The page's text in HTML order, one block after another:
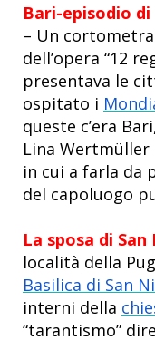
Bari-episodio
– Un
dell’opera “12
presentava le
ospitato i
queste c’era
Lina
in cui a farla da
del capoluogo
La sposa di San
località della
Basilica di San
interni della
“tarantismo”